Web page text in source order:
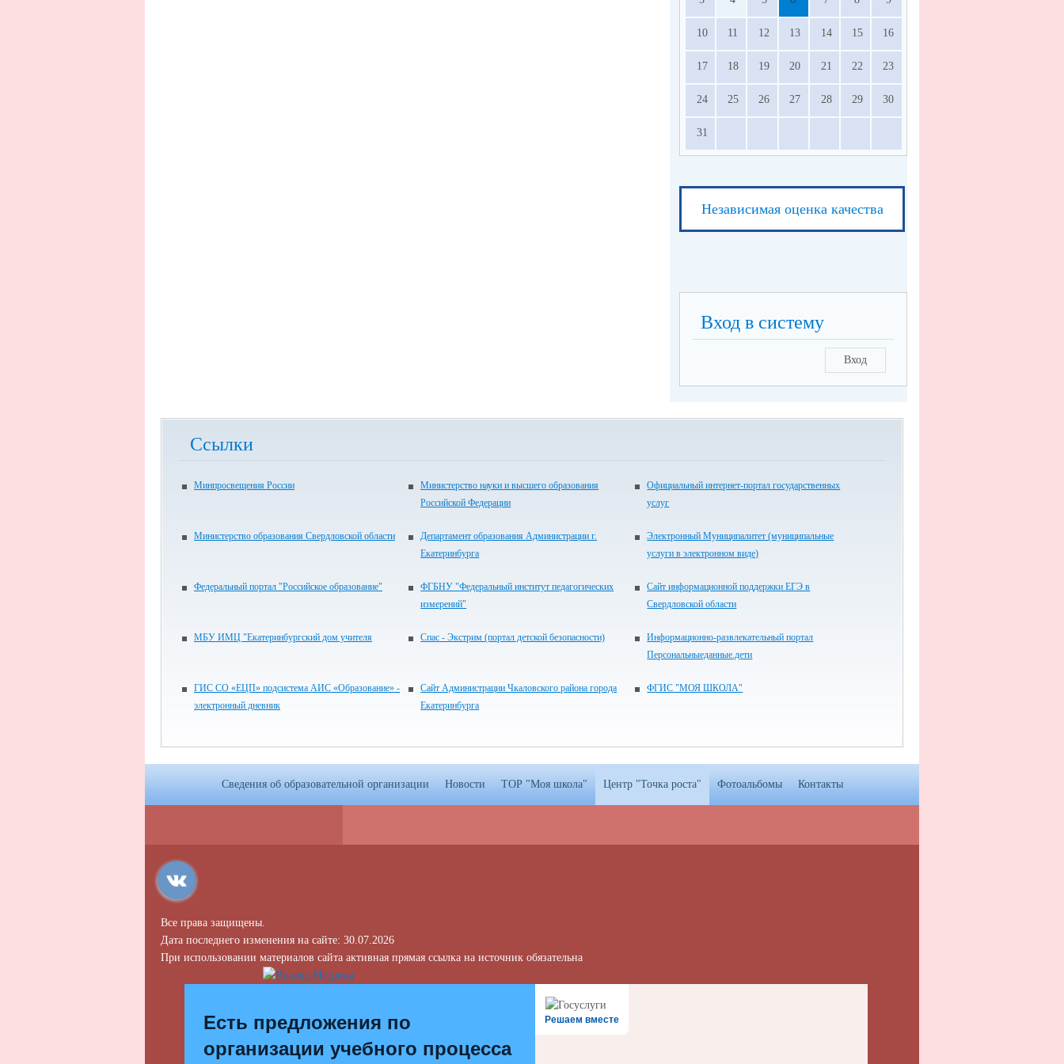
10 11 12 13 14 15 16
17 18 19 20 21 22 23
24 25 26 27 28 29 30
31
Независимая оценка качества
Вход в систему
Вход
Ссылки
Минпросвещения России
Министерство науки и высшего образования
Российской Федерации
Официальный интернет-портал государственных
услуг
Министерство образования Свердловской области
Департамент образования Администрации г.
Екатеринбурга
Электронный Муниципалитет (муниципальные
услуги в электронном виде)
Федеральный портал "Российское образование"
ФГБНУ "Федеральный институт педагогических
измерений"
Сайт информационной поддержки ЕГЭ в
Свердловской области
МБУ ИМЦ "Екатеринбургский дом учителя Спас - Экстрим (портал детской безопасности)
Информационно-развлекательный портал
Персональныеданные.дети
ГИС СО «ЕЦП» подсистема АИС «Образование» -
электронный дневник
Сайт Администрации Чкаловского района города
Екатеринбурга
ФГИС "МОЯ ШКОЛА"
Сведения об образовательной организации Новости ТОР "Моя школа" Центр "Точка роста" Фотоальбомы Контакты
Все права защищены.
Дата последнего изменения на сайте: 30.07.2026
При использовании материалов сайта активная прямая ссылка на источник обязательна
Решаем вместе
Есть предложения по
организации учебного процесса